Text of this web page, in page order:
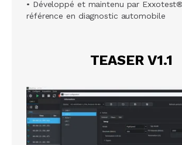
• Développé et maintenu par
référence en diagnostic automobile
TEASER V1.1